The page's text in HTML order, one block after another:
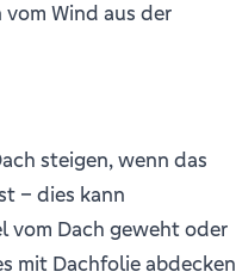
Wind aus der
steigen, wenn das
– dies kann
vom Dach geweht oder
mit Dachfolie abdecken